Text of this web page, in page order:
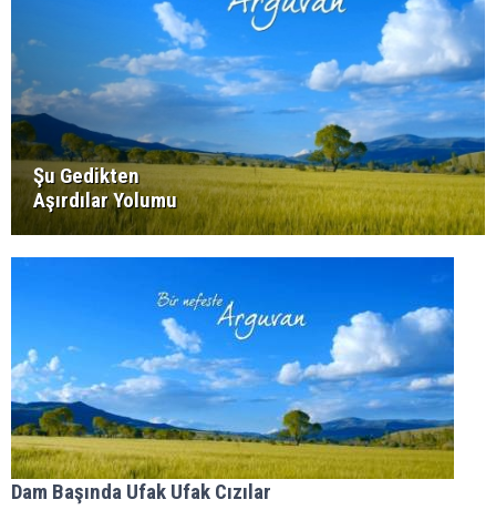
Şu Gedikten
Aşırdılar Yolumu
Dam Başında Ufak Ufak Cızılar